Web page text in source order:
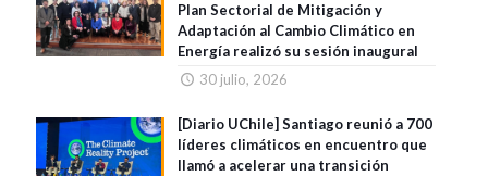
Plan Sectorial de Mitigación y
Adaptación al Cambio Climático en
Energía realizó su sesión inaugural
30 julio, 2026
[Diario UChile] Santiago reunió a 700
líderes climáticos en encuentro que
llamó a acelerar una transición